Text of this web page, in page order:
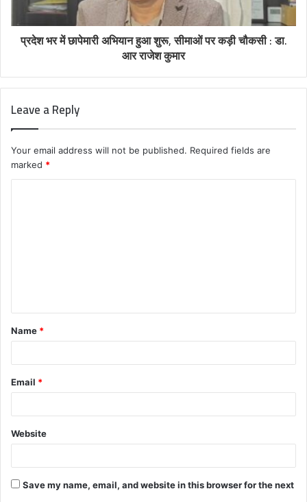
प्रदेश भर में छापेमारी अभियान हुआ शुरू, सीमाओं पर कड़ी चौकसी : डा.
आर राजेश कुमार
Leave a Reply
Your email address will not be published. Required fields are
marked *
t
*
Name *
Email *
Website
Save my name, email, and website in this browser for the next